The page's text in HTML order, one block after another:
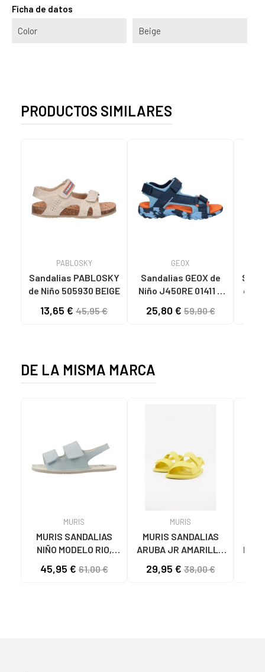
Ficha de datos
Color Beige
PRODUCTOS SIMILARES
PABLOSKY
Sandalias PABLOSKY
de Niño 505930 BEIGE
13,65 € 45,95 €
GEOX
Sandalias GEOX de
Niño J450RE 01411 J
NAVY C4228
25,80 €59,90 €
DE LA MISMA MARCA
MURIS
MURIS SANDALIAS
NIÑO MODELO RIO,
45,95 €61,00 €
MURIS
MURIS SANDALIAS
ARUBA JR AMARILLO
29,95 €38,00 €